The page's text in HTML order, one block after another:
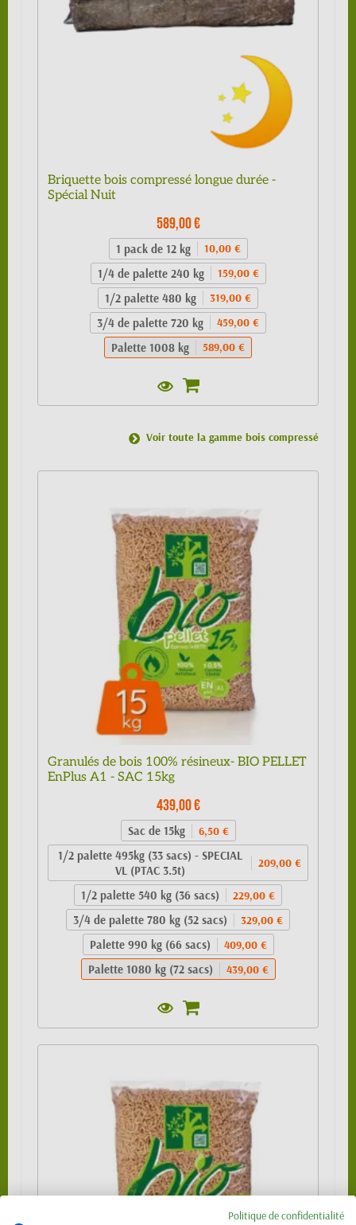
Briquette bois compressé longue durée -
Spécial Nuit
589,00 €
1 pack de 12 kg 10,00 €
1/4 de palette 240 kg 159,00 €
1/2 palette 480 kg 319,00 €
3/4 de palette 720 kg 459,00 €
Palette 1008 kg 589,00 €
Voir toute la gamme bois compressé
Granulés de bois 100% résineux- BIO PELLET
EnPlus A1 - SAC 15kg
439,00 €
Sac de 15kg 6,50 €
1/2 palette 495kg (33 sacs) - SPECIAL
VL (PTAC 3.5t)
209,00 €
1/2 palette 540 kg (36 sacs) 229,00 €
3/4 de palette 780 kg (52 sacs) 329,00 €
Palette 990 kg (66 sacs) 409,00 €
Palette 1080 kg (72 sacs) 439,00 €
Politique de confidentialité